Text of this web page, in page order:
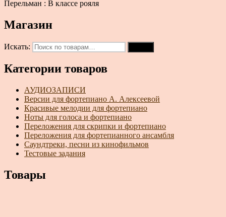
Перельман : В классе рояля
Магазин
Искать:
Категории товаров
АУДИОЗАПИСИ
Версии для фортепиано А. Алексеевой
Красивые мелодии для фортепиано
Ноты для голоса и фортепиано
Переложения для скрипки и фортепиано
Переложения для фортепианного ансамбля
Саундтреки, песни из кинофильмов
Тестовые задания
Товары